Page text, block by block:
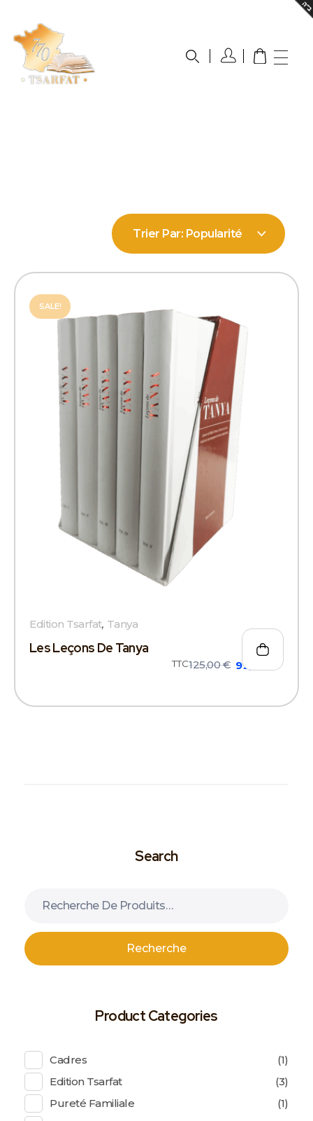
Trier Par: Popularité
SALE!
Les Leçons De Tanya
99,00
125,00€
TTC
Edition Tsarfat, Tanya
Search
Recherche
Product Categories
Cadres
(1)
Edition Tsarfat
(3)
Pureté Familiale
(1)